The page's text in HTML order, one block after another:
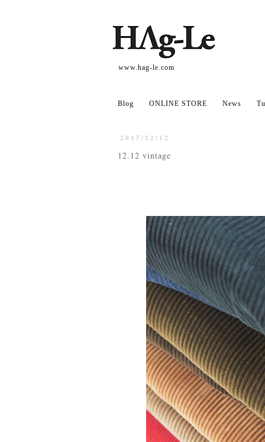
www.hag-le.com
Blog ONLINE STORE News
2017/12/12
12.12 vintage